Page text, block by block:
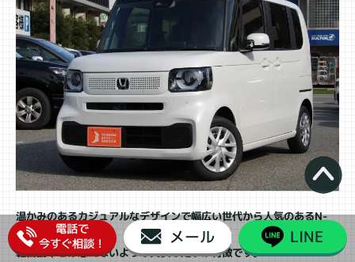
電話で
今すぐ相談！ メール LINE
温かみのあるカジュアルなデザインで幅広い世代から人気のあるN-
BOX。
軽自動車とは思えないような爽快な走りが特徴です。